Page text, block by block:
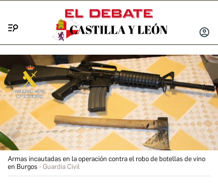
INICIAR
Armas incautadas en la operación contra el robo de botellas de vino
en Burgos
Guardia Civil